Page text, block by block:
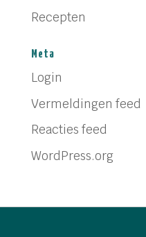
Recepten
Meta
Login
Vermeldingen feed
Reacties feed
WordPress.org